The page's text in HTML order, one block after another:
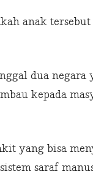
anak
dua negara
kepada
yang bisa
saraf